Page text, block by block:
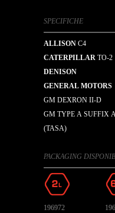
SPECIFICHE
ALLISON C4
CATERPILLAR TO-2
DENISON
GENERAL MOTORS
GM DEXRON II-D
GM TYPE A SUFFIX
(TASA)
PACKAGING
196972